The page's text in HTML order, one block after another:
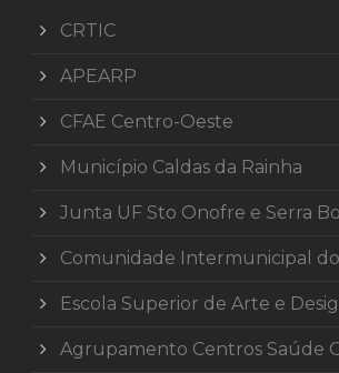
CRTIC
APEARP
CFAE Centro-Oeste
Município Caldas da Rainha
Junta UF Sto Onofre e Serra
Comunidade Intermunicipal
Escola Superior de Arte e
Agrupamento Centros Saúde